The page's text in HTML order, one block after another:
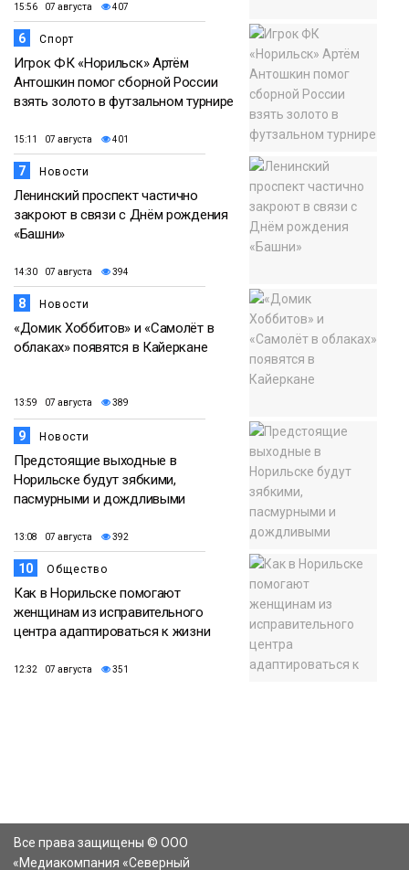
15:56 07 августа 407
6 Спорт
Игрок ФК «Норильск» Артём
Антошкин помог сборной России
взять золото в футзальном турнире
15:11 07 августа 401
7 Новости
Ленинский проспект частично
закроют в связи с Днём рождения
«Башни»
14:30 07 августа 394
8 Новости
«Домик Хоббитов» и «Самолёт в
облаках» появятся в Кайеркане
13:59 07 августа 389
9 Новости
Предстоящие выходные в
Норильске будут зябкими,
пасмурными и дождливыми
13:08 07 августа 392
10 Общество
Как в Норильске помогают
женщинам из исправительного
центра адаптироваться к жизни
12:32 07 августа 351
Все права защищены © ООО
«Медиакомпания «Северный